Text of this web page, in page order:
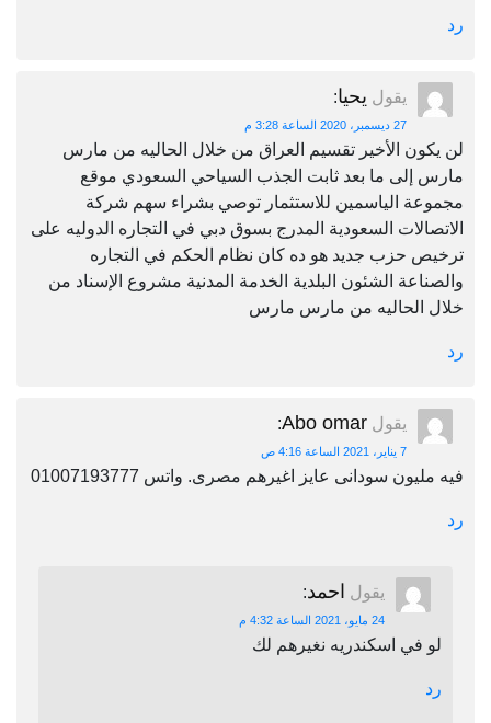
رد
يقول يحيا:
27 ديسمبر، 2020 الساعة 3:28 م
لن يكون الأخير تقسيم العراق من خلال الحاليه من مارس
مارس إلى ما بعد ثابت الجذب السياحي السعودي موقع
مجموعة الياسمين للاستثمار توصي بشراء سهم شركة
الاتصالات السعودية المدرج بسوق دبي في التجاره الدوليه على
ترخيص حزب جديد هو ده كان نظام الحكم في التجاره
والصناعة الشئون البلدية الخدمة المدنية مشروع الإسناد من
خلال الحاليه من مارس مارس
رد
يقول Abo omar
:
7 يناير، 2021 الساعة 4:16 ص
فيه مليون سودانى عايز اغيرهم مصرى. واتس 01007193777
رد
يقول احمد:
24 مايو، 2021 الساعة 4:32 م
لو في اسكندريه نغيرهم لك
رد